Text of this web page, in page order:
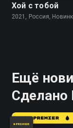
Хой с тобой
2021, Россия,
Ещё
Сделано